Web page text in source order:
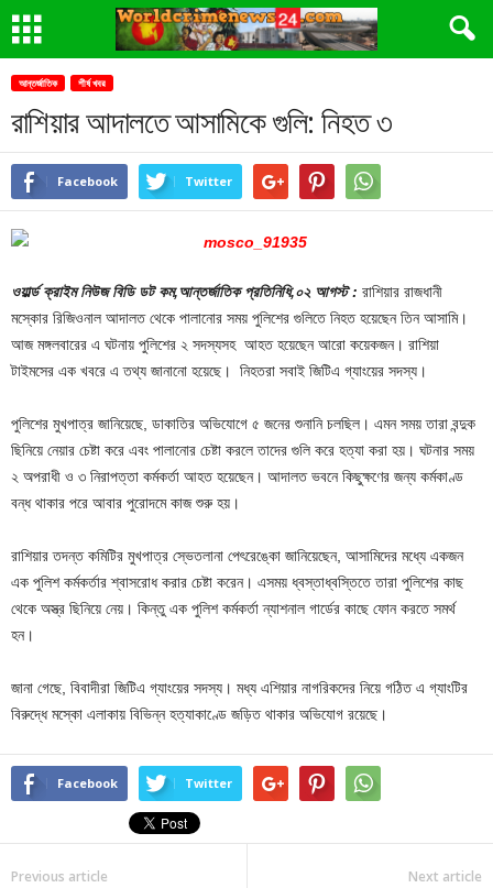
আন্তর্জাতিক শীর্ষ খবর
রাশিয়ার আদালতে আসামিকে গুলি: নিহত ৩
Facebook Twitter
ওয়ার্ল্ড ক্রাইম নিউজ বিডি ডট কম,আন্তর্জাতিক প্রতিনিধি,০২ আগস্ট : রাশিয়ার রাজধানী
মস্কোর রিজিওনাল আদালত থেকে পালানোর সময় পুলিশের গুলিতে নিহত হয়েছেন তিন আসামি।
আজ মঙ্গলবারের এ ঘটনায় পুলিশের ২ সদস্যসহ আহত হয়েছেন আরো কয়েকজন। রাশিয়া
টাইমসের এক খবরে এ তথ্য জানানো হয়েছে। নিহতরা সবাই জিটিএ গ্যাংয়ের সদস্য।
পুলিশের মুখপাত্র জানিয়েছে, ডাকাতির অভিযোগে ৫ জনের শুনানি চলছিল। এমন সময় তারা বন্দুক
ছিনিয়ে নেয়ার চেষ্টা করে এবং পালানোর চেষ্টা করলে তাদের গুলি করে হত্যা করা হয়। ঘটনার সময়
২ অপরাধী ও ৩ নিরাপত্তা কর্মকর্তা আহত হয়েছেন। আদালত ভবনে কিছুক্ষণের জন্য কর্মকাণ্ড
বন্ধ থাকার পরে আবার পুরোদমে কাজ শুরু হয়।
রাশিয়ার তদন্ত কমিটির মুখপাত্র স্ভেতলানা পেৎরেঙ্কো জানিয়েছেন, আসামিদের মধ্যে একজন
এক পুলিশ কর্মকর্তার শ্বাসরোধ করার চেষ্টা করেন। এসময় ধ্বস্তাধ্বস্তিতে তারা পুলিশের কাছ
থেকে অস্ত্র ছিনিয়ে নেয়। কিন্তু এক পুলিশ কর্মকর্তা ন্যাশনাল গার্ডের কাছে ফোন করতে সমর্থ
হন।
জানা গেছে, বিবাদীরা জিটিএ গ্যাংয়ের সদস্য। মধ্য এশিয়ার নাগরিকদের নিয়ে গঠিত এ গ্যাংটির
বিরুদ্ধে মস্কো এলাকায় বিভিন্ন হত্যাকাণ্ডে জড়িত থাকার অভিযোগ রয়েছে।
Facebook Twitter
Previous article Next article